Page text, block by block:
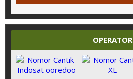
OPERATOR